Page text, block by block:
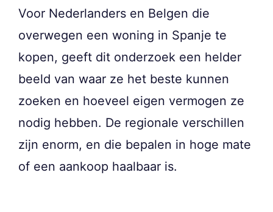
Voor Nederlanders en Belgen die
overwegen een woning in Spanje te
kopen, geeft dit onderzoek een helder
beeld van waar ze het beste kunnen
zoeken en hoeveel eigen vermogen ze
nodig hebben. De regionale verschillen
zijn enorm, en die bepalen in hoge mate
of een aankoop haalbaar is.